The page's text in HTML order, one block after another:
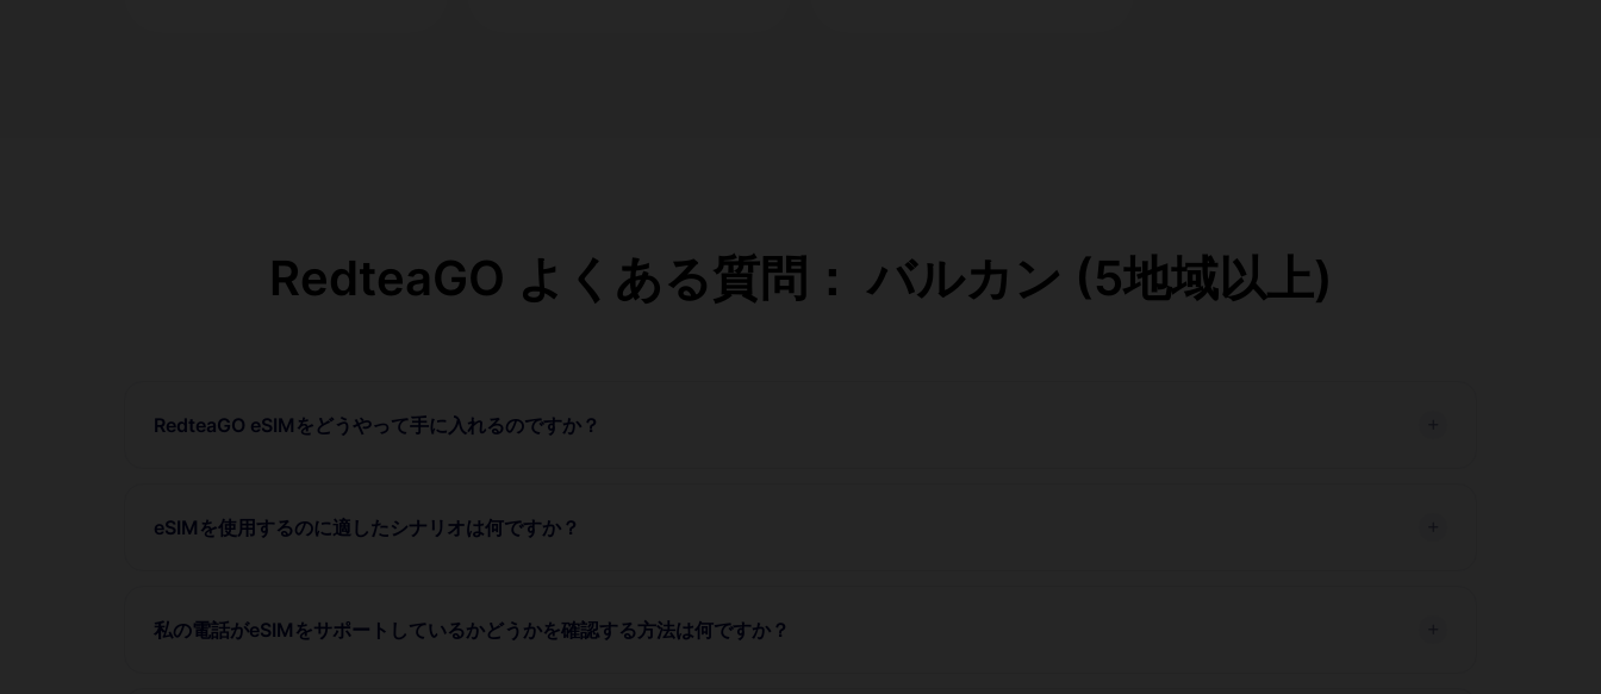
RedteaGO よくある質問： バルカン (5地域以上)
RedteaGO eSIMをどうやって手に入れるのですか？
eSIMを使用するのに適したシナリオは何ですか？
私の電話がeSIMをサポートしているかどうかを確認する方法は何ですか？